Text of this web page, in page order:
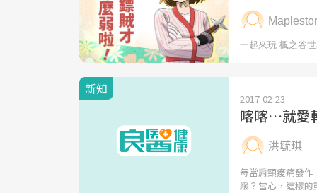
新知
2017-02-23
喀喀…就愛
洪毓琪
每當肩頸痠痛發
緩？當心，這樣的